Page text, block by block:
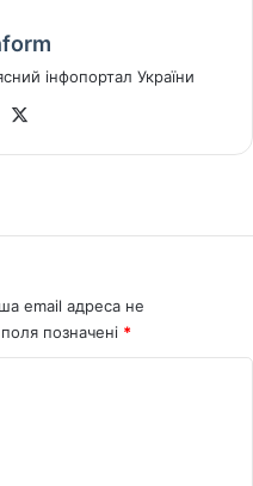
інфопортал України
Fa
email адреса не
поля позначені *